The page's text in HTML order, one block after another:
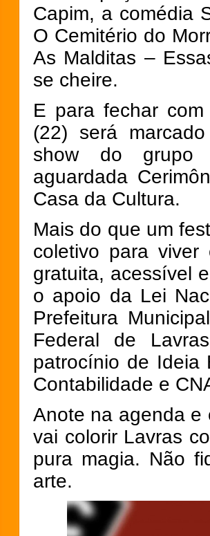
Capim, a comédia
O Cemitério do
As Malditas –
se cheire.
E para fechar
(22) será
show do grupo
aguardada
Casa da Cultura.
Mais do que um
coletivo para
gratuita, acessível
o apoio da Lei
Prefeitura
Federal de
patrocínio de Ideia
Contabilidade e
Anote na agenda e
vai colorir Lavras
pura magia. Não
arte.